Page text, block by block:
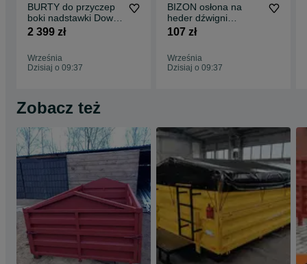
BURTY do przyczep
boki nadstawki Dowóz
GRATIS D-732 D-47
2 399 zł
Września
Dzisiaj o 09:37
BIZON osłona na
heder dźwigni
nagarniacza targańca
107 zł
Września
Dzisiaj o 09:37
Zobacz też